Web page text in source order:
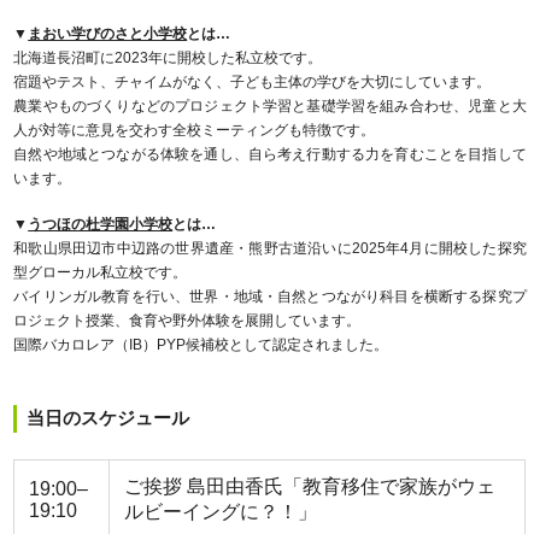
▼ まおい学びのさと小学校とは…
北海道長沼町に2023年に開校した私立校です。
宿題やテスト、チャイムがなく、子ども主体の学びを大切にしています。
農業やものづくりなどのプロジェクト学習と基礎学習を組み合わせ、児童と大
人が対等に意見を交わす全校ミーティングも特徴です。
自然や地域とつながる体験を通し、自ら考え行動する力を育むことを目指して
います。
▼ うつほの杜学園小学校とは…
和歌山県田辺市中辺路の世界遺産・熊野古道沿いに2025年4月に開校した探究
型グローカル私立校です。
バイリンガル教育を行い、世界・地域・自然とつながり科目を横断する探究プ
ロジェクト授業、食育や野外体験を展開しています。
国際バカロレア（IB）PYP候補校として認定されました。
当日のスケジュール
19:00–
19:10
ご挨拶 島田由香氏「教育移住で家族がウェ
ルビーイングに？！」